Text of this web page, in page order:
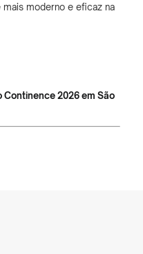
moderno e eficaz na
2026 em São